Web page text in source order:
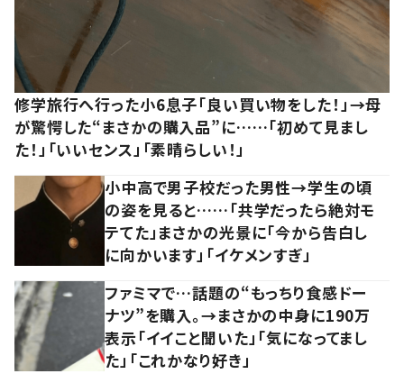
修学旅行へ行った小6息子「良い買い物をした！」→母
が驚愕した“まさかの購入品”に……「初めて見まし
た！」「いいセンス」「素晴らしい！」
小中高で男子校だった男性→学生の頃
の姿を見ると……「共学だったら絶対モ
テてた」まさかの光景に「今から告白し
に向かいます」「イケメンすぎ」
ファミマで…話題の“もっちり食感ドー
ナツ”を購入。→まさかの中身に190万
表示「イイこと聞いた」「気になってまし
た」「これかなり好き」